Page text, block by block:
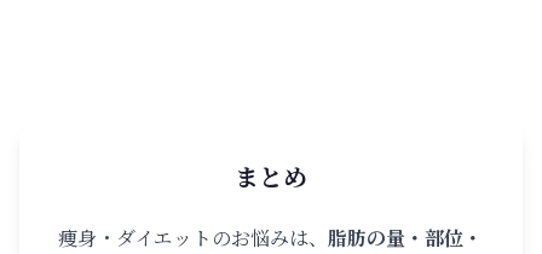
まとめ
痩身・ダイエットのお悩みは、 脂肪の量・部位・